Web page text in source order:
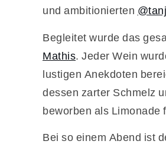
und ambitionierten
Begleitet wurde das
Mathis. Jeder Wein
lustigen Anekdoten
dessen zarter Schmelz
beworben als Limonade
Bei so einem Abend ist